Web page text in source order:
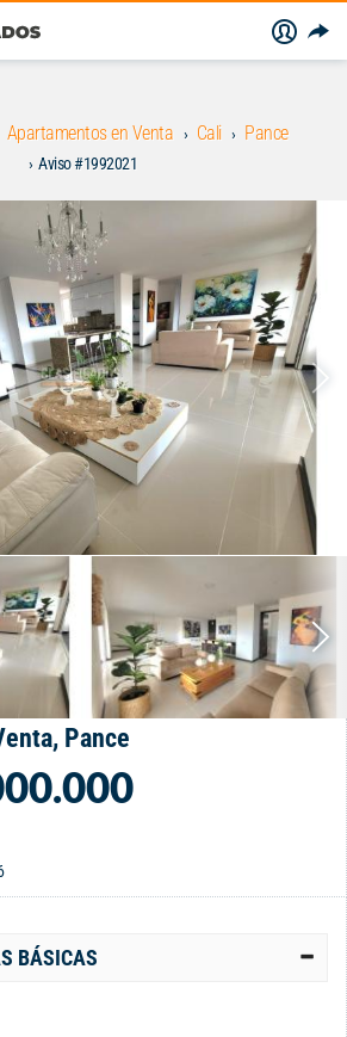
Apartamentos en Venta Cali Pance
Aviso #1992021
Pance
BÁSICAS